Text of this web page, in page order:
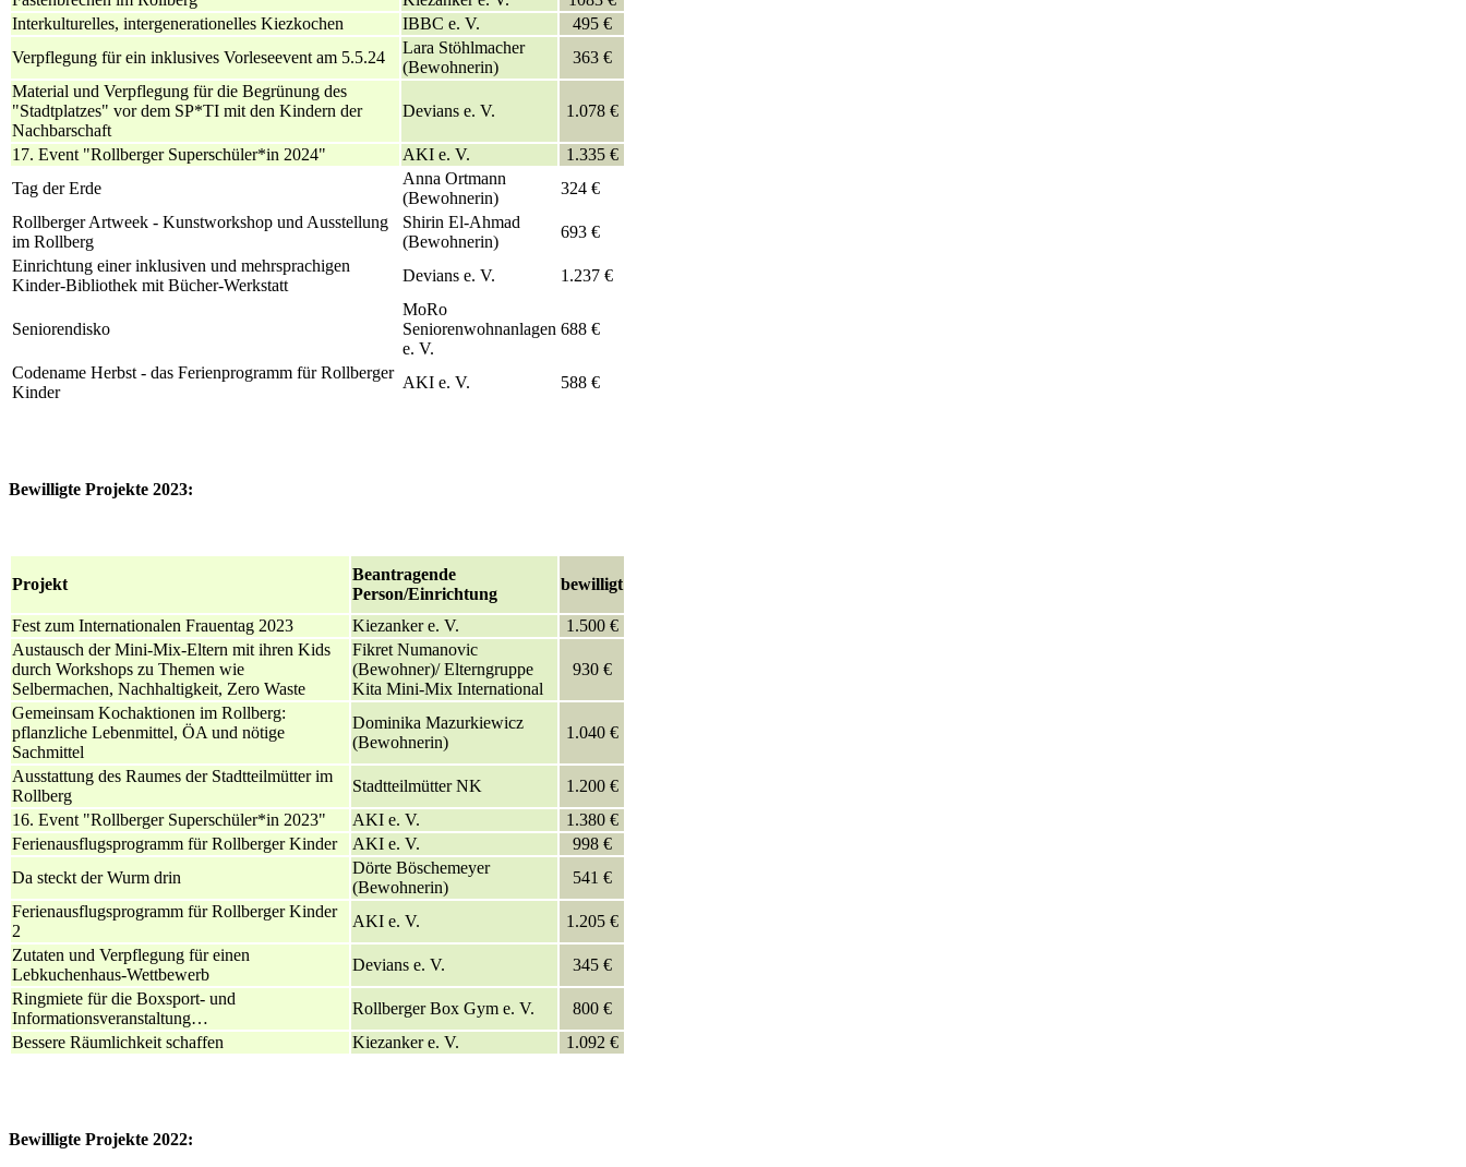
Interkulturelles, intergenerationelles Kiezkochen
IBBC e. V.
495 €
Verpflegung für ein inklusives Vorleseevent am 5.5.24
Lara Stöhlmacher
(Bewohnerin)
363 €
Material und Verpflegung für die Begrünung des
"Stadtplatzes" vor dem SP*TI mit den Kindern der
Nachbarschaft
Devians e. V. 1.078 €
17. Event "Rollberger Superschüler*in 2024" AKI e. V.
1.335 €
Tag der Erde
Anna Ortmann
(Bewohnerin)
324 €
Rollberger Artweek - Kunstworkshop und Ausstellung
im Rollberg
Shirin El-Ahmad
(Bewohnerin)
693 €
Einrichtung einer inklusiven und mehrsprachigen
Kinder-Bibliothek mit Bücher-Werkstatt
Devians e. V. 1.237 €
Seniorendisko
MoRo
Seniorenwohnanlagen
e. V.
688 €
Codename Herbst - das Ferienprogramm für Rollberger
Kinder
AKI e. V. 588 €
Bewilligte Projekte 2023:
Projekt
Beantragende
Person/Einrichtung
bewilligt
Fest zum Internationalen Frauentag 2023 Kiezanker e. V.
1.500 €
Austausch der Mini-Mix-Eltern mit ihren Kids
durch Workshops zu Themen wie
Selbermachen, Nachhaltigkeit, Zero Waste
Fikret Numanovic
(Bewohner)/ Elterngruppe
Kita Mini-Mix International
930 €
Gemeinsam Kochaktionen im Rollberg:
pflanzliche Lebenmittel, ÖA und nötige
Sachmittel
Dominika Mazurkiewicz
(Bewohnerin)
1.040 €
Ausstattung des Raumes der Stadtteilmütter im
Rollberg
Stadtteilmütter NK
1.200 €
16. Event "Rollberger Superschüler*in 2023"
AKI e. V.
1.380 €
Ferienausflugsprogramm für Rollberger Kinder
AKI e. V.
998 €
Da steckt der Wurm drin
Dörte Böschemeyer
(Bewohnerin)
541 €
Ferienausflugsprogramm für Rollberger Kinder
2
AKI e. V.
1.205 €
Zutaten und Verpflegung für einen
Lebkuchenhaus-Wettbewerb
Devians e. V.
345 €
Ringmiete für die Boxsport- und
Informationsveranstaltung…
Rollberger Box Gym e. V.
800 €
Bessere Räumlichkeit schaffen
Kiezanker e. V. 1.092 €
Bewilligte Projekte 2022: